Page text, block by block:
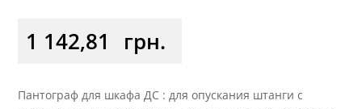
1 142,81 грн.
Пантограф для шкафа ДС : для опускания штанги с